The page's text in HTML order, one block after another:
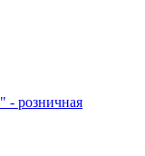
- розничная